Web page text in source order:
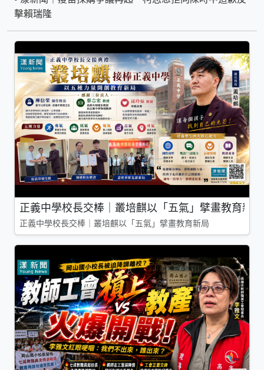
擊賴瑞隆
正義中學校長交棒｜叢培麒以「五氣」擘畫教育新局
正義中學校長交棒｜叢培麒以「五氣」擘畫教育新局